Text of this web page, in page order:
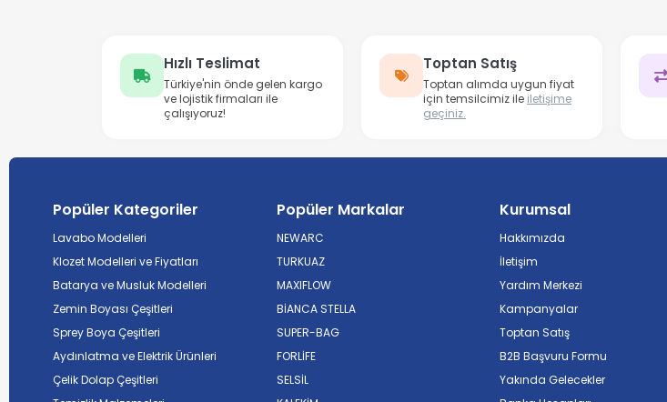
Hızlı Teslimat
Türkiye'nin önde gelen kargo
ve lojistik firmaları ile
çalışıyoruz!
Toptan Satış
Toptan alımda uygun fiyat
için temsilcimiz ile iletişime
geçiniz.
Popüler Kategoriler
Lavabo Modelleri
Klozet Modelleri ve Fiyatları
Batarya ve Musluk Modelleri
Zemin Boyası Çeşitleri
Sprey Boya Çeşitleri
Aydınlatma ve Elektrik Ürünleri
Çelik Dolap Çeşitleri
Popüler Markalar
NEWARC
TURKUAZ
MAXIFLOW
BİANCA STELLA
SUPER-BAG
FORLİFE
SELSİL
Kurumsal
Hakkımızda
İletişim
Yardım Merkezi
Kampanyalar
Toptan Satış
B2B Başvuru Formu
Yakında Gelecekler